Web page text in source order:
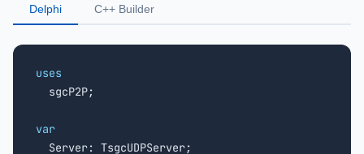
Delphi C++ Builder
uses
sgcP2P;
var